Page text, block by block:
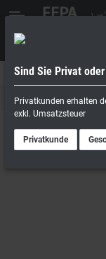
Geschäftskunde
Führungsschienen für
Sind Sie Privat
Privatkunden erhalten
exkl. Umsatzsteuer
Privatkunde